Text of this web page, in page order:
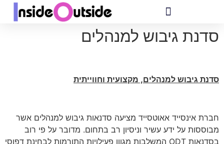
סדנת גיבוש למנהלים
סדנת גיבוש למנהלים, מקצועית וחווייתית
חברת אינסייד אאוטסייד מציעה סדנאות גיבוש למנהלים אשר
מבוססות על ידע עשיר וניסיון רב בתחום. מדובר על פי רוב
בסדנאות ODT המשלבות מגוון פעילויות התורמות לבחינת דפוסי